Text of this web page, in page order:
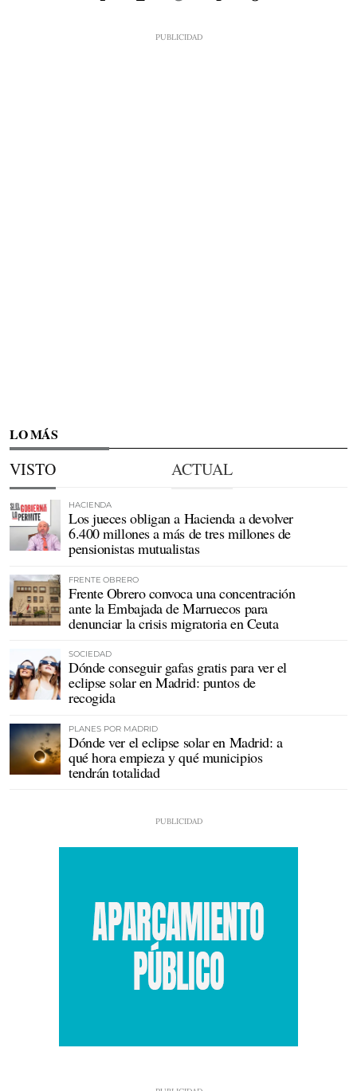
LO MÁS
VISTO ACTUAL
HACIENDA
Los jueces obligan a Hacienda a devolver
6.400 millones a más de tres millones de
pensionistas mutualistas
FRENTE OBRERO
Frente Obrero convoca una concentración
ante la Embajada de Marruecos para
denunciar la crisis migratoria en Ceuta
SOCIEDAD
Dónde conseguir gafas gratis para ver el
eclipse solar en Madrid: puntos de
recogida
PLANES POR MADRID
Dónde ver el eclipse solar en Madrid: a
qué hora empieza y qué municipios
tendrán totalidad